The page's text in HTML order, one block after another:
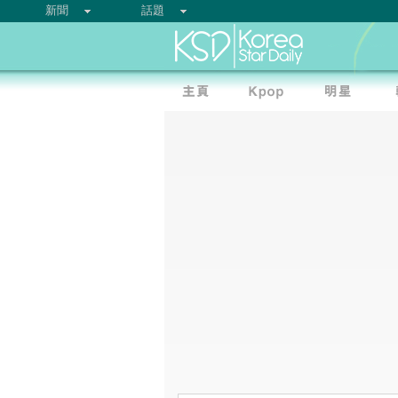
新聞 話題